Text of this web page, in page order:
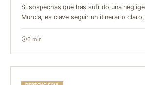
Si sospechas que has sufrido una
Murcia, es clave seguir un itinerario
GVC Abogados (García Valcárc...
6 min